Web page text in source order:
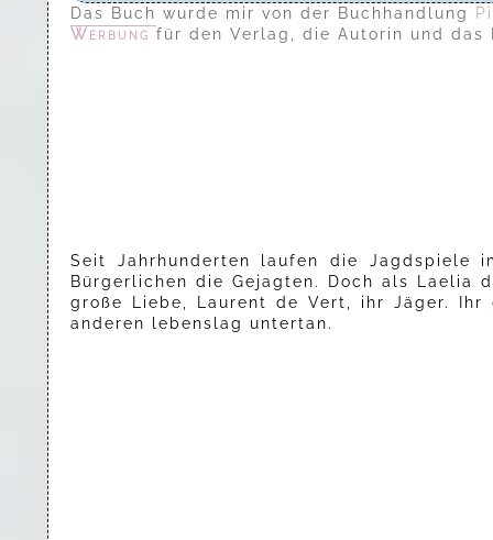
Das Buch wurde mir von der Buchhandlung
Werbung für den Verlag, die Autorin und das
Seit Jahrhunderten laufen die Jagdspiele
Bürgerlichen die Gejagten. Doch als Laelia
große Liebe, Laurent de Vert, ihr Jäger.
anderen lebenslag untertan.